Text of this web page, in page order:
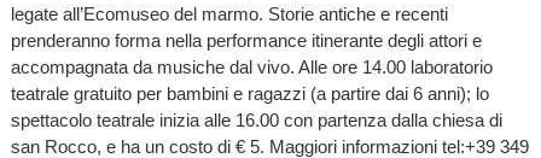
legate all’Ecomuseo del marmo. Storie antiche e recenti
prenderanno forma nella performance itinerante degli attori e
accompagnata da musiche dal vivo. Alle ore 14.00 laboratorio
teatrale gratuito per bambini e ragazzi (a partire dai 6 anni); lo
spettacolo teatrale inizia alle 16.00 con partenza dalla chiesa di
san Rocco, e ha un costo di € 5. Maggiori informazioni tel:+39 349